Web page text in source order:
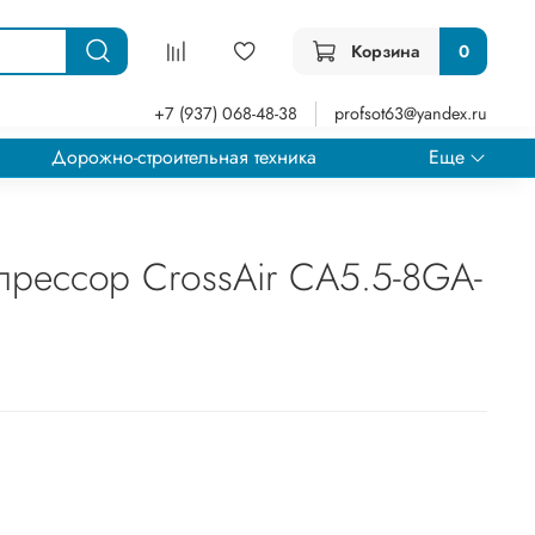
Корзина 0
+7 (937) 068-48-38 profsot63@yandex.ru
Дорожно-строительная техника
Еще
CrossAir CA5.5-8GA-